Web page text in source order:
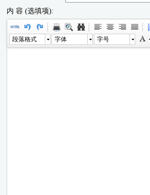
内 容 (选填项):
段落格式 字体 字号